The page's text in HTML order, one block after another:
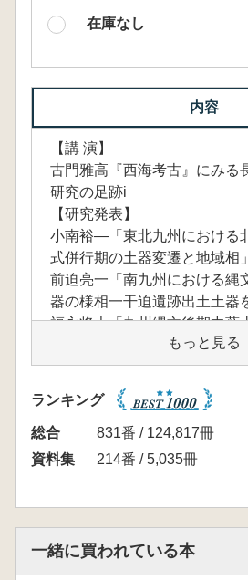
在庫なし
内容
【講 演】
古門雅高『西海考古』にみる
研究の足跡i
【研究発表】
小南裕―「東北九州における
式併行期の土器変遷と地域相」
前迫亮一「南九州における縄
器の様相一干迫遺跡出土土器
福永将大「九州縄文後期中葉
【九州・沖縄各県における研
林 潤也「福岡県における縄文
器の様相」
堤 英明「佐賀県の縄文時代後
古澤義男「長崎県における縄
金丸武司「宮崎県の縄文後期
～太郎迫式)の様相」
もっと見る
ランキング
総合
831番 / 124,817冊
資料集
214番 / 5,035冊
一緒に買われている本